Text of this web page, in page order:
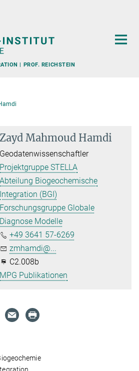
| PROF. REICHSTEIN
Zayd Mahmoud Hamdi
Geodatenwissenschaftler
Projektgruppe STELLA
Abteilung Biogeochemische
Integration (BGI)
Forschungsgruppe Globale
Diagnose Modelle
+49 3641 57-6269
zmhamdi@...
C2.008b
MPG Publikationen